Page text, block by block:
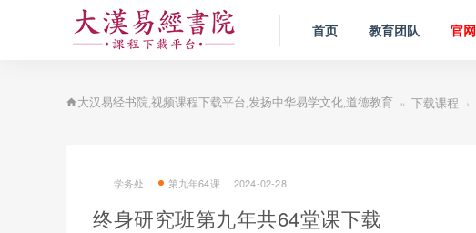
首页 教育团队 官网
大汉易经书院,视频课程下载平台,发扬中华易学文化,道德教育 » 下载课程 ›
学务处 第九年64课 2024-02-28
终身研究班第九年共64堂课下载